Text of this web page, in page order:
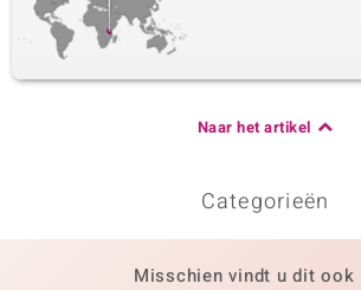
Naar het artikel
Categorieën
Misschien vindt u dit ook